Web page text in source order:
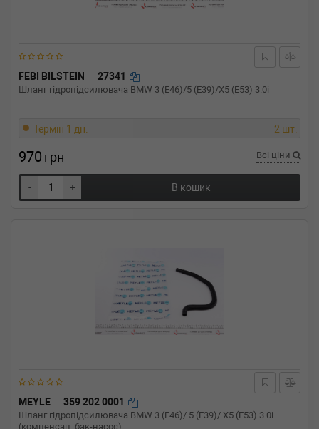
FEBI BILSTEIN 27341
Шланг гідропідсилювача BMW 3 (E46)/5 (E39)/X5 (E53) 3.0i
Термін 1 дн. 2 шт.
970 грн Всі ціни
- + В кошик
MEYLE 359 202 0001
Шланг гідропідсилювача BMW 3 (E46)/ 5 (E39)/ X5 (E53) 3.0i
(компенсац. бак-насос)